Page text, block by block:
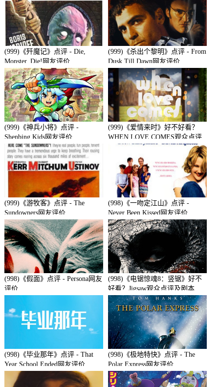
(999)《歼魔记》点评 - Die,
Monster, Die!网友评价
(999)《杀出个黎明》点评 - From
Dusk Till Dawn网友评价
(999)《神兵小将》点评 -
Shenbing Kids网友评价
(999)《爱情来时》好不好看？
WHEN LOVE COMES观众点评
及剧本
(999)《游牧客》点评 - The
Sundowners网友评价
(998)《一吻定江山》点评 -
Never Been Kissed网友评价
(998)《假面》点评 - Persona网友
评价
(998)《电锯惊魂8：竖锯》好不
好看？Jigsaw观众点评及剧本
(998)《毕业那年》点评 - That
Year School Ended网友评价
(998)《极地特快》点评 - The
Polar Express网友评价